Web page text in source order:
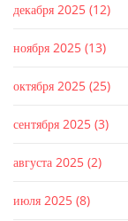
декабря 2025 (12)
ноября 2025 (13)
октября 2025 (25)
сентября 2025 (3)
августа 2025 (2)
июля 2025 (8)